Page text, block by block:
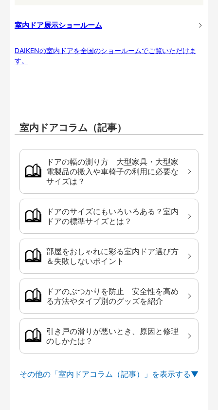
室内ドア展示ショールーム
DAIKENの室内ドアを全国のショールームでご覧いただけま
す。
室内ドアコラム（記事）
ドアの幅の測り方 大型家具・大型家
電製品の搬入や車椅子の利用に必要な
サイズは？
ドアのサイズにもいろいろある？室内
ドアの標準サイズとは？
部屋をおしゃれに彩る室内ドア選び方
＆失敗しないポイント
ドアのぶつかりを防止 安全性を高め
る方法やタイプ別のグッズを紹介
引き戸の滑りが悪いとき、原因と修理
のしかたは？
その他の「室内ドアコラム（記事）」を